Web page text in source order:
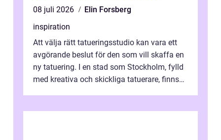
08 juli 2026
Elin Forsberg
inspiration
Att välja rätt tatueringsstudio kan vara ett
avgörande beslut för den som vill skaffa en
ny tatuering. I en stad som Stockholm, fylld
med kreativa och skickliga tatuerare, finns